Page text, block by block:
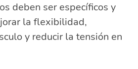
deben ser específicos y
la flexibilidad,
y reducir la tensión en